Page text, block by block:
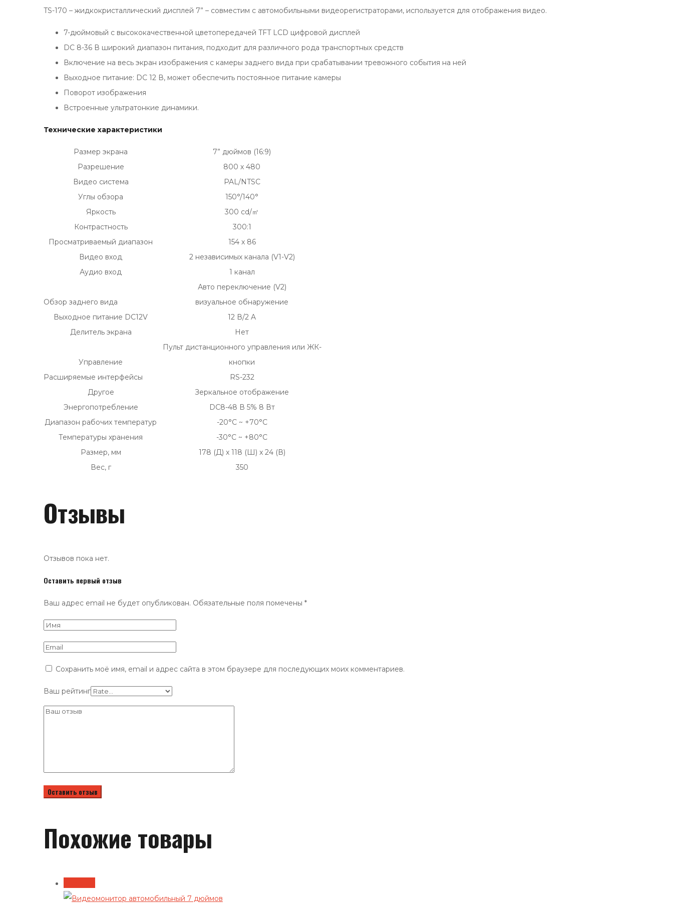
TS-170 – жидкокристаллический дисплей 7” – совместим с автомобильными видеорегистраторами, используется для отображения видео.
7-дюймовый с высококачественной цветопередачей TFT LCD цифровой дисплей
DC 8-36 В широкий диапазон питания, подходит для различного рода транспортных средств
Включение на весь экран изображения с камеры заднего вида при срабатывании тревожного события на ней
Выходное питание: DC 12 В, может обеспечить постоянное питание камеры
Поворот изображения
Встроенные ультратонкие динамики.
Технические характеристики
Размер экрана
7” дюймов (16:9)
Разрешение
800 х 480
Видео система
PAL/NTSC
Углы обзора
150°/140°
Яркость
300 cd/㎡
Контрастность
300:1
Просматриваемый диапазон
154 х 86
Видео вход
2 независимых канала (V1-V2)
Аудио вход
1 канал
Обзор заднего вида
Авто переключение (V2)
визуальное обнаружение
Выходное питание DC12V
12 В/2 A
Делитель экрана
Нет
Управление
Пульт дистанционного управления или ЖК-
кнопки
Расширяемые интерфейсы
RS-232
Другое
Зеркальное отображение
Энергопотребление
DC8-48 В 5% 8 Вт
Диапазон рабочих температур
-20°C ~ +70°C
Температуры хранения
-30°C ~ +80°C
Размер, мм
178 (Д) x 118 (Ш) x 24 (В)
Вес, г
350
Отзывы
Отзывов пока нет.
Оставить первый отзыв
Ваш адрес email не будет опубликован. Обязательные поля помечены *
Сохранить моё имя, email и адрес сайта в этом браузере для последующих моих комментариев.
Ваш рейтинг
Похожие товары